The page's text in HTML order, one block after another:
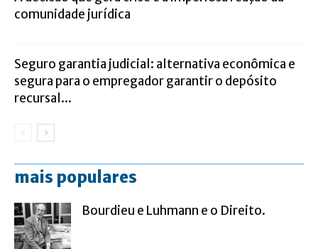
comunidade jurídica
Seguro garantia judicial: alternativa econômica e
segura para o empregador garantir o depósito
recursal...
mais populares
Bourdieu e Luhmann e o Direito.